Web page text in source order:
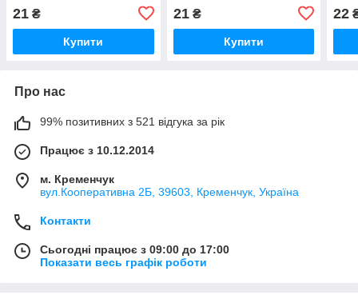
21 ₴
Купити
21₴
Купити
22
Про нас
99% позитивних з 521 відгука за рік
Працює з 10.12.2014
м. Кременчук
вул.Кооперативна 2Б, 39603, Кременчук, Україна
Контакти
Сьогодні працює з 09:00 до 17:00
Показати весь графік роботи